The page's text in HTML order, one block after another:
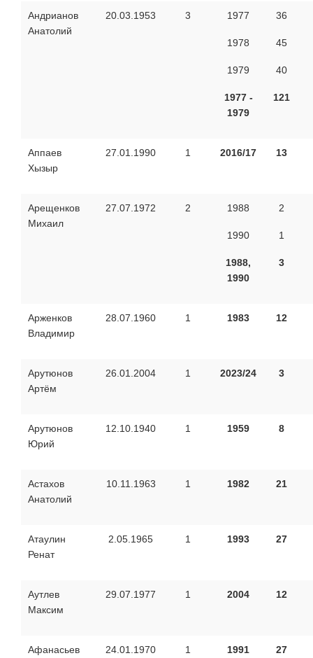
Андрианов
Анатолий
20.03.1953 3 1977
1978
1979
1977 -
1979
36
45
40
121
Аппаев
Хызыр
27.01.1990 1 2016/17 13
Арещенков
Михаил
27.07.1972 2 1988
1990
1988,
1990
2
1
3
Арженков
Владимир
28.07.1960 1 1983 12
Арутюнов
Артём
26.01.2004 1 2023/24 3
Арутюнов
Юрий
12.10.1940 1 1959 8
Астахов
Анатолий
10.11.1963 1 1982 21
Атаулин
Ренат
2.05.1965 1 1993 27
Аутлев
Максим
29.07.1977 1 2004 12
Афанасьев
24.01.1970 1 1991 27